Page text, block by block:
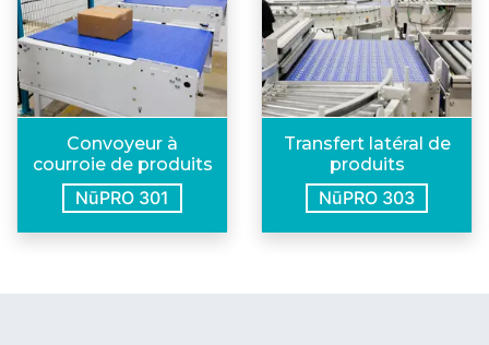
Convoyeur à
courroie de produits
NūPRO 301
Transfert latéral de
produits
NūPRO 303